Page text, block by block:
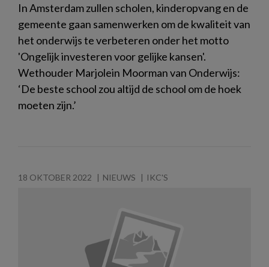
In Amsterdam zullen scholen, kinderopvang en de
gemeente gaan samenwerken om de kwaliteit van
het onderwijs te verbeteren onder het motto
'Ongelijk investeren voor gelijke kansen'.
Wethouder Marjolein Moorman van Onderwijs:
‘De beste school zou altijd de school om de hoek
moeten zijn.’
18 OKTOBER 2022 NIEUWS IKC'S